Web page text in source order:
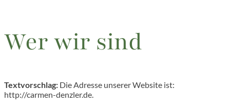
Wer wir sind
Textvorschlag: Die Adresse unserer Website ist:
http://carmen-denzler.de.